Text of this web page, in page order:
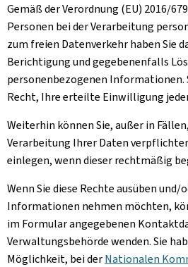
Gemäß der Verordnung (EU) 2016/
Personen bei der Verarbeitung
zum freien Datenverkehr haben Sie
Berichtigung und gegebenenfalls
personenbezogenen Informationen.
Recht, Ihre erteilte Einwilligung
Weiterhin können Sie, außer in
Verarbeitung Ihrer Daten
einlegen, wenn dieser rechtmäßig
Wenn Sie diese Rechte ausüben
Informationen nehmen möchten,
im Formular angegebenen
Verwaltungsbehörde wenden. Sie
Möglichkeit, bei derNationalen